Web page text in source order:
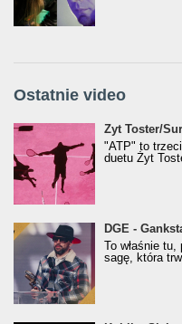
Ostatnie video
Żyt Toster/SurfAir -
Żyt Toster/
"ATP" to
duetu Żyt
donGURALesko z
Klasyczny/
(Popkillery 2023)
DGE -
To właśnie tu,
sagę, która